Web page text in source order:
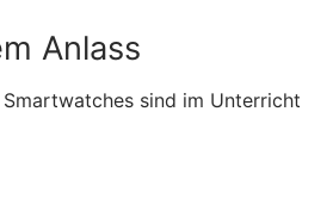
Anlass
sind im Unterricht